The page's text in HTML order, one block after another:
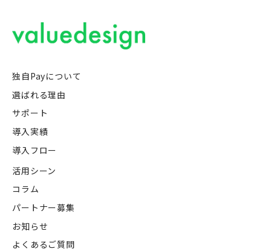
独自Payについて
選ばれる理由
サポート
導入実績
導入フロー
活用シーン
コラム
パートナー募集
お知らせ
よくあるご質問